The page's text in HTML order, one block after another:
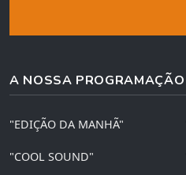
A NOSSA PROGRAMAÇÃO
"EDIÇÃO DA MANHÃ"
"COOL SOUND"